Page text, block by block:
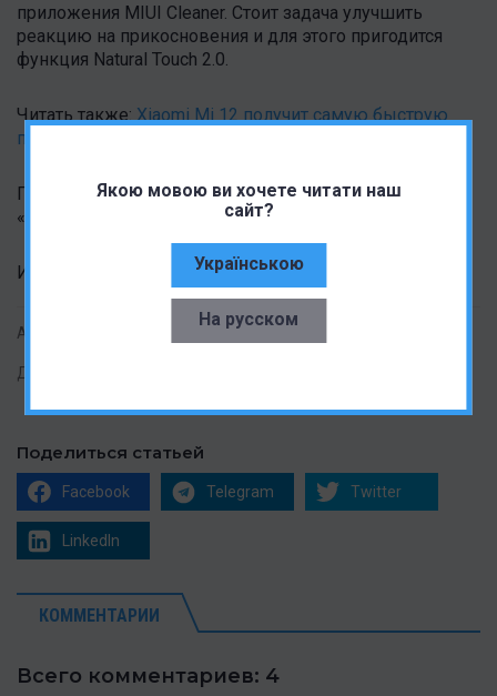
Якою мовою ви хочете читати наш
сайт?
Українською
На русском
приложения MIUI Cleaner. Стоит задача улучшить
реакцию на прикосновения и для этого пригодится
функция Natural Touch 2.0.
Читать также:Xiaomi Mi 12 получит самую быструю
память на рынке
Подписывайтесь на Andro News в Telegram,
«
-канал.
Источник:
Автор:
Дата публикации:
Поделиться статьей
Facebook Telegram Twitter
LinkedIn
КОММЕНТАРИИ
Всего комментариев: 4